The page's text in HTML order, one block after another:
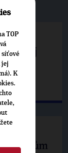
Matěj
TOP
síťové
jej
K